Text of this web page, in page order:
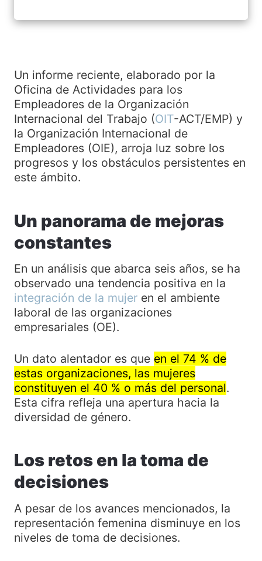
Un informe reciente, elaborado por la
Oficina de Actividades para los
Empleadores de la Organización
Internacional del Trabajo (OIT-ACT/EMP) y
la Organización Internacional de
Empleadores (OIE), arroja luz sobre los
progresos y los obstáculos persistentes en
este ámbito.
Un panorama de mejoras
constantes
En un análisis que abarca seis años, se ha
observado una tendencia positiva en la
integración de la mujeren el ambiente
laboral de las organizaciones
empresariales (OE).
Un dato alentador es que en el 74 % de
estas organizaciones, las mujeres
constituyen el 40 % o más del personal.
Esta cifra refleja una apertura hacia la
diversidad de género.
Los retos en la toma de
decisiones
A pesar de los avances mencionados, la
representación femenina disminuye en los
niveles de toma de decisiones.